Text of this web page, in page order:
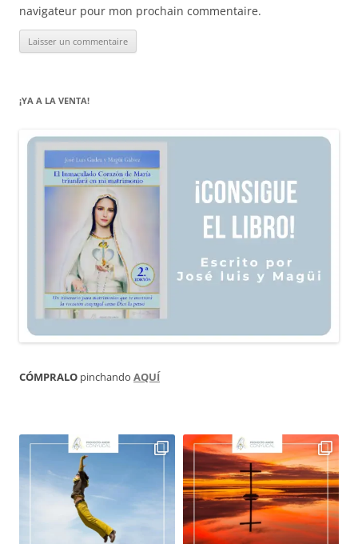
navigateur pour mon prochain commentaire.
¡YA A LA VENTA!
CÓMPRALO pinchando AQUÍ